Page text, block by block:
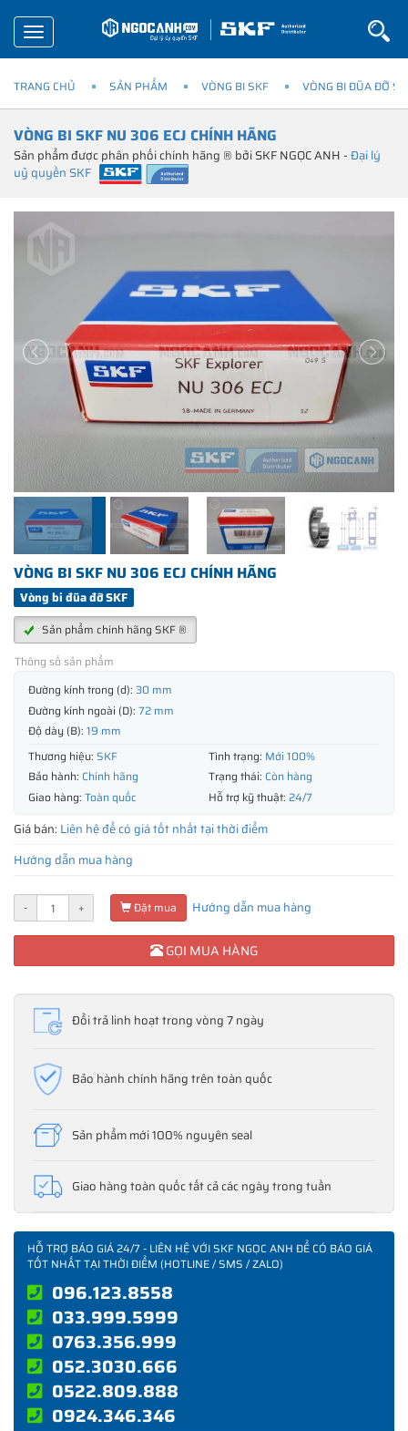
Toggle
navigation
TRANG CHỦ SẢN PHẨM VÒNG BI SKF VÒNG BI ĐŨA ĐỠ
VÒNG BI SKF NU 306 ECJ CHÍNH HÃNG
Sản phẩm được phân phối chính hãng ® bởi SKF NGỌC ANH -Đại lý
uỷ quyền SKF
VÒNG BI SKF NU 306 ECJ CHÍNH HÃNG
Vòng bi đũa đỡ SKF
Sản phẩm chính hãng SKF ®
Thông số sản phẩm
Đường kính trong (d): 30 mm
Đường kính ngoài (D): 72 mm
Độ dày (B): 19 mm
Thương hiệu: SKF Tình trạng: Mới 100%
Bảo hành: Chính hãng Trạng thái: Còn hàng
Giao hàng: Toàn quốc Hỗ trợ kỹ thuật: 24/7
Giá bán: Liên hệ để có giá tốt nhất tại thời điểm
Hướng dẫn mua hàng
- + Đặt mua Hướng dẫn mua hàng
GỌI MUA HÀNG
Đổi trả linh hoạt trong vòng 7 ngày
Bảo hành chính hãng trên toàn quốc
Sản phẩm mới 100% nguyên seal
Giao hàng toàn quốc tất cả các ngày trong tuần
HỖ TRỢ BÁO GIÁ 24/7 - LIÊN HỆ VỚI SKF NGỌC ANH ĐỂ CÓ BÁO GIÁ
TỐT NHẤT TẠI THỜI ĐIỂM (HOTLINE / SMS / ZALO)
096.123.8558
033.999.5999
0763.356.999
052.3030.666
0522.809.888
0924.346.346